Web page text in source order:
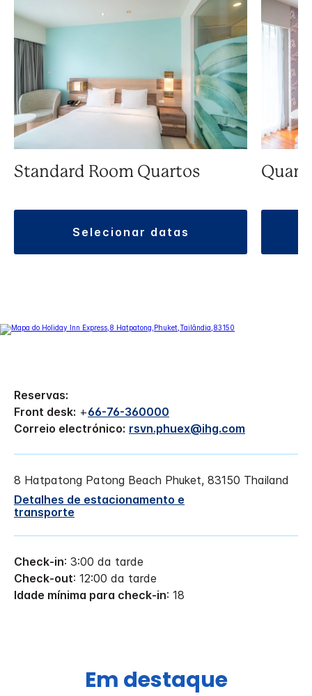
Standard Room Quartos
selecionar datas
Reservas:
Front desk: +66-76-360000
Correio electrónico: rsvn.phuex@ihg.com
8 Hatpatong Patong Beach Phuket, 83150 Thailand
Detalhes de estacionamento e
transporte
Check-in: 3:00 da tarde
Check-out: 12:00 da tarde
Idade mínima para check-in: 18
Em destaque